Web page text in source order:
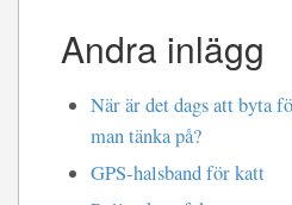
Andra inlägg
När är det dags att byta
man tänka på?
GPS-halsband för katt